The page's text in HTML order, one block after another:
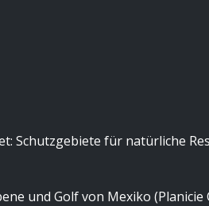
Schutzgebiete für natürliche
und Golf von Mexiko (Planicie